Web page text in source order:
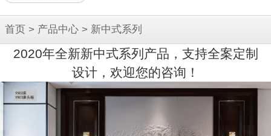
首页> 产品中心> 新中式系列
2020年全新新中式系列产品，支持全案定制
设计，欢迎您的咨询！